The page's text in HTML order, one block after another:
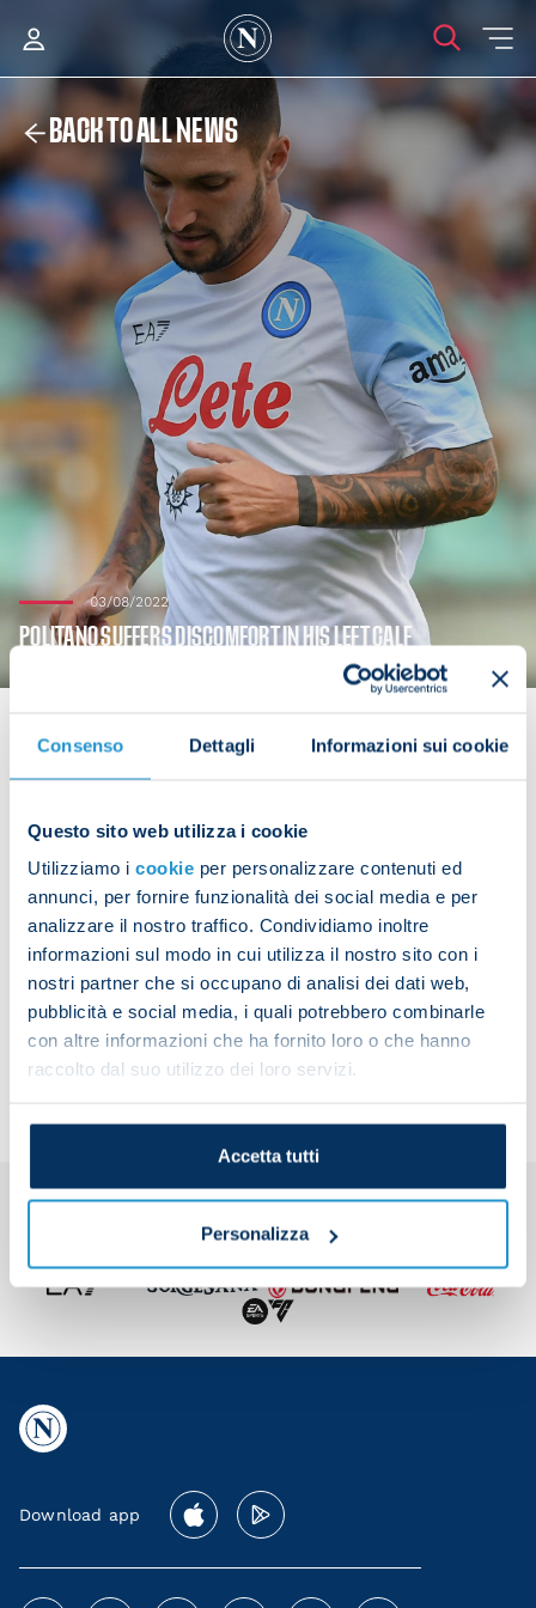
Consenso Dettagli Informazioni sui cookie
Questo sito web utilizza i cookie
Utilizziamo i cookie per personalizzare contenuti ed
annunci, per fornire funzionalità dei social media e per
analizzare il nostro traffico. Condividiamo inoltre
informazioni sul modo in cui utilizza il nostro sito con i
nostri partner che si occupano di analisi dei dati web,
pubblicità e social media, i quali potrebbero combinarle
con altre informazioni che ha fornito loro o che hanno
raccolto dal suo utilizzo dei loro servizi.
Accetta tutti
Personalizza
BACK TO ALL NEWS
03/08/2022
POLITANO SUFFERS DISCOMFORT IN HIS LEFT CALF
3-1 win against Girona midway through the first
half as he was experiencing some pain in his left
calf.
Share the article with your friends and support the
team
Download app